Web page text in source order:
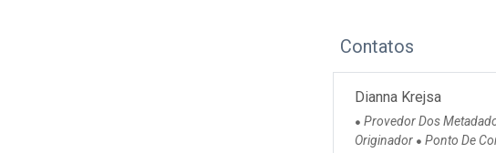
Contatos
Dianna Krejsa
● Provedor Dos
Originador ● Ponto De